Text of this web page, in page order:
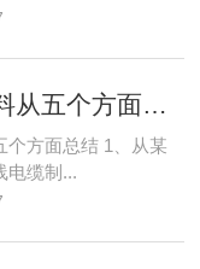
电线电缆材料从五个方面总结
个方面总结 1、从某
电缆制...